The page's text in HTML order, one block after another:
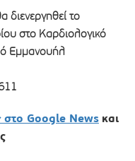
διενεργηθεί το
στο Καρδιολογικό
Εμμανουήλ
Google News και